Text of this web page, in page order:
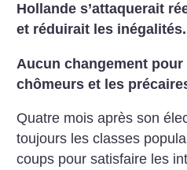
Hollande s’attaquerait
et réduirait les inégalités.
Aucun changement pour
chômeurs et les
Quatre mois après son
toujours les classes
coups pour satisfaire les